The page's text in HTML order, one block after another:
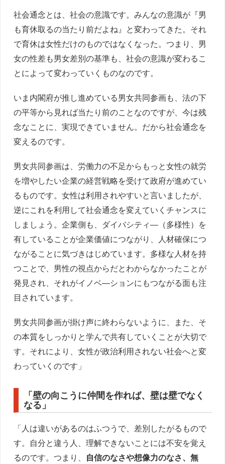
社会通念とは、社会の意識です。みんなの意識が『男
も育休取るの当たり前だよね』と変わってきた。それ
で育休は女性だけのものではなくなった。つまり、男
女の性差も男女差別の基準も、社会の意識が変わるこ
とによって変わっていくものなのです。
いま内閣府が推し進めている男女共同参画も、法の下
の平等から見れば当たり前のことなのですが、今は残
念なことに、実現できていません。だから社会通念を
変えるのです。
男女共同参画は、労働力の不足からもっと女性の就労
を増やしたい企業の経営戦略を受けて政府が進めてい
るものです。女性は利用されやすいと言いましたが、
逆にこれを利用して社会通念を変えていくチャンスに
しましょう。企業側も、ダイバシティ―（多様性）を
有していることが企業価値につながり、人材確保につ
ながることに気づきはじめています。多様な人材を持
つことで、男性の視点からだとわからなかったことが
発見され、それがイノベ―ションにもつながる面も注
目されています。
男女共同参画が掛け声に終わらないように、また、そ
の本質をしっかりと学んで共有していくことが大切で
す。それにより、女性が政治利用されない社会へと変
わっていくのです」
「壁の向こうに仲間を作れば、壁は壁でなく
なる」
「人は違いがあるのはふつうで、差別したがるもので
す。自分と違う人、理解できないことには不安を覚え
るのです。つまり、 自信のなさや想像力のなさ、無